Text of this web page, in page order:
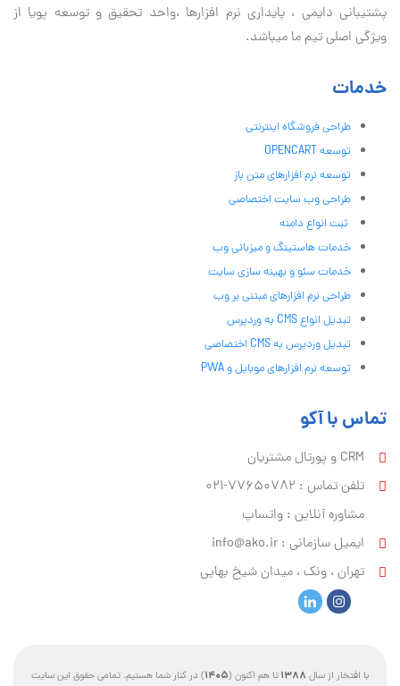
پشتیبانی دايمی ، پایداری نرم افزارها ،واحد تحقیق و توسعه پویا از
ویژگی اصلی تیم ما میباشد.
خدمات
طراحی فروشگاه اینترنتی
توسعه OPENCART
توسعه نرم افزارهای متن باز
طراحی وب سایت اختصاصی
ثبت انواع دامنه
خدمات هاستینگ و میزبانی وب
خدمات سئو و بهینه سازی سایت
طراحی نرم افزارهای مبتنی بر وب
تبدیل انواع CMS به وردپرس
تبدیل وردپرس به CMS اختصاصی
توسعه نرم افزارهای موبایل و PWA
تماس با آکو
CRM و پورتال مشتریان
تلفن تماس :‌ 77650782-021
مشاوره آنلاین : واتساپ
ایمیل سازمانی :‌ info@ako.ir
تهران ، ونک ، میدان شیخ بهایی
با افتخار از سال 1388تا هم اکنون (1405) در کنار شما هستیم. تمامی حقوق این سایت